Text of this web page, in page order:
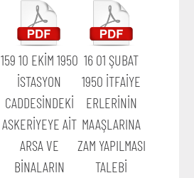
159 10 EKİM 1950
İSTASYON
CADDESİNDEKİ
ASKERİYEYE AİT
ARSA VE
BİNALARIN
16 01 ŞUBAT
1950 İTFAİYE
ERLERİNİN
MAAŞLARINA
ZAM YAPILMASI
TALEBİ